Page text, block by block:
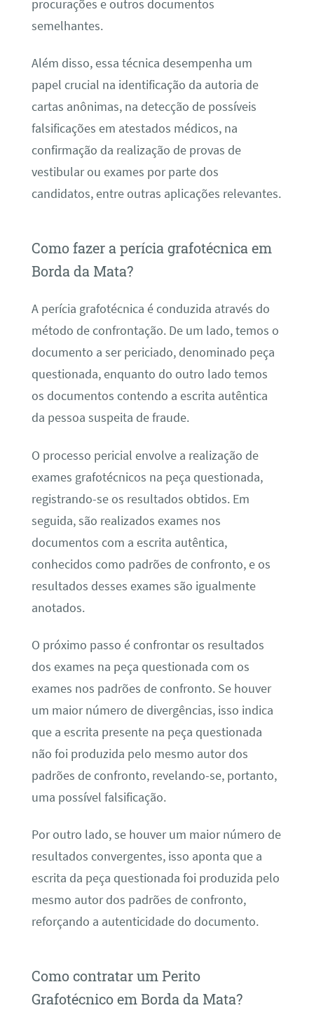
procurações e outros documentos
semelhantes.
Além disso, essa técnica desempenha um
papel crucial na identificação da autoria de
cartas anônimas, na detecção de possíveis
falsificações em atestados médicos, na
confirmação da realização de provas de
vestibular ou exames por parte dos
candidatos, entre outras aplicações relevantes.
Como fazer a perícia grafotécnica em
Borda da Mata?
A perícia grafotécnica é conduzida através do
método de confrontação. De um lado, temos o
documento a ser periciado, denominado peça
questionada, enquanto do outro lado temos
os documentos contendo a escrita autêntica
da pessoa suspeita de fraude.
O processo pericial envolve a realização de
exames grafotécnicos na peça questionada,
registrando-se os resultados obtidos. Em
seguida, são realizados exames nos
documentos com a escrita autêntica,
conhecidos como padrões de confronto, e os
resultados desses exames são igualmente
anotados.
O próximo passo é confrontar os resultados
dos exames na peça questionada com os
exames nos padrões de confronto. Se houver
um maior número de divergências, isso indica
que a escrita presente na peça questionada
não foi produzida pelo mesmo autor dos
padrões de confronto, revelando-se, portanto,
uma possível falsificação.
Por outro lado, se houver um maior número de
resultados convergentes, isso aponta que a
escrita da peça questionada foi produzida pelo
mesmo autor dos padrões de confronto,
reforçando a autenticidade do documento.
Como contratar um Perito
Grafotécnico em Borda da Mata?